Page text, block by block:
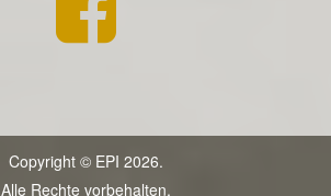
Copyright © EPI 2026.
Alle Rechte vorbehalten.